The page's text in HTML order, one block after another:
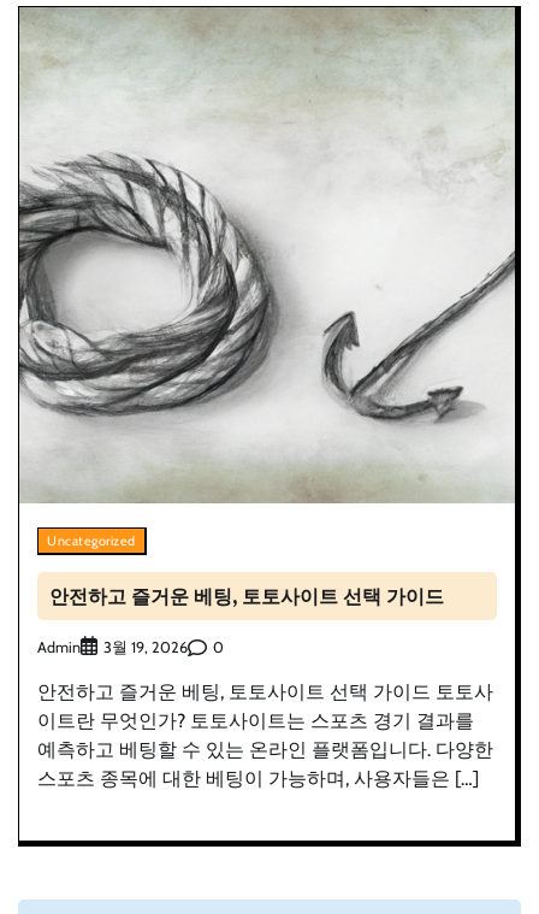
Uncategorized
안전하고 즐거운 베팅, 토토사이트 선택 가이드
Admin 3월 19, 2026 0
안전하고 즐거운 베팅, 토토사이트 선택 가이드 토토사
이트란 무엇인가? 토토사이트는 스포츠 경기 결과를
예측하고 베팅할 수 있는 온라인 플랫폼입니다. 다양한
스포츠 종목에 대한 베팅이 가능하며, 사용자들은 […]